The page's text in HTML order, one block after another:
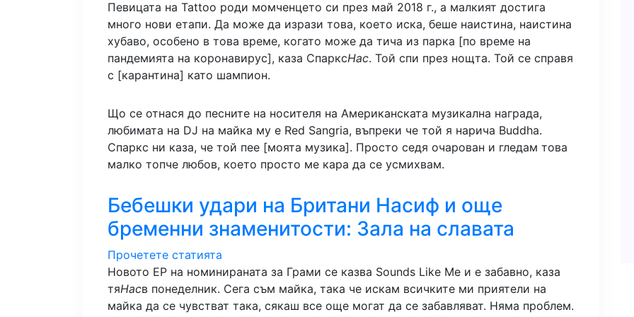
Певицата на Tattoo роди момченцето си през май 2018 г., а малкият достига
много нови етапи. Да може да изрази това, което иска, беше наистина, наистина
хубаво, особено в това време, когато може да тича из парка [по време на
пандемията на коронавирус], каза СпарксНас. Той спи през нощта. Той се справя
с [карантина] като шампион.
Що се отнася до песните на носителя на Американската музикална награда,
любимата на DJ на майка му е Red Sangria, въпреки че той я нарича Buddha.
Спаркс ни каза, че той пее [моята музика]. Просто седя очарован и гледам това
малко топче любов, което просто ме кара да се усмихвам.
Бебешки удари на Британи Насиф и още
бременни знаменитости: Зала на славата
Прочетете статията
Новото EP на номинираната за Грами се казва Sounds Like Me и е забавно, каза
тяНасв понеделник. Сега съм майка, така че искам всичките ми приятели на
майка да се чувстват така, сякаш все още могат да се забавляват. Няма проблем.